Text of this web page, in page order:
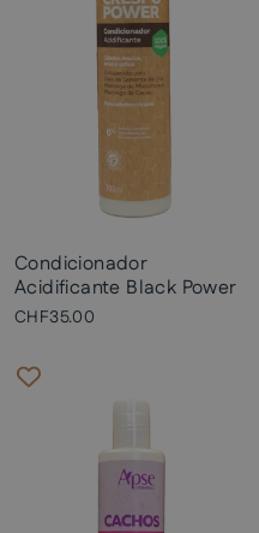
Condicionador
Acidificante Black Power
CHF35.00